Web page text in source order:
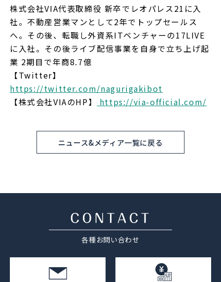
株式会社VIA代表取締役 新卒でレオパレス21に入
社。不動産営業マンとして2年でトップセールス
へ。その後、転職し外資系ITベンチャーの17LIVE
に入社。その後ライブ配信事業を自身で立ち上げ起
業 2期目で年商8.7億
【Twitter】
https://twitter.com/nagurigakibot
【株式会社VIAのHP】
https://via-official.com/
ニュース&メディア一覧に戻る
各種お問い合わせ